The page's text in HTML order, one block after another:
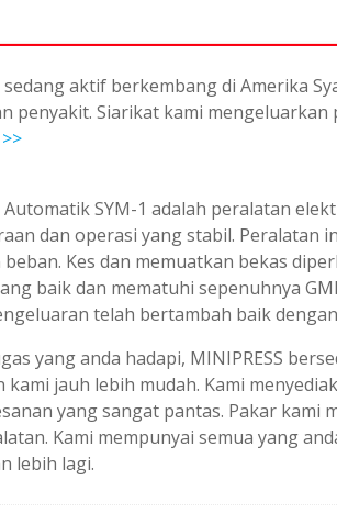
aktif berkembang di Amerika
penyakit. Siarikat kami
SYM-1 adalah peralatan
dan operasi yang stabil.
Kes dan memuatkan bekas
baik dan mematuhi sepenuhnya
telah bertambah baik
yang anda hadapi, MINIPRESS
kami jauh lebih mudah. Kami
yang sangat pantas. Pakar
Kami mempunyai semua yang
lebih lagi.